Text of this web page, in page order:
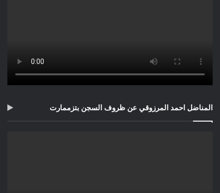
المناضل احمد المرزوقي عن ظروف السجن بتزممارت